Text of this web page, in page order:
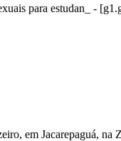
em Jacarepaguá,